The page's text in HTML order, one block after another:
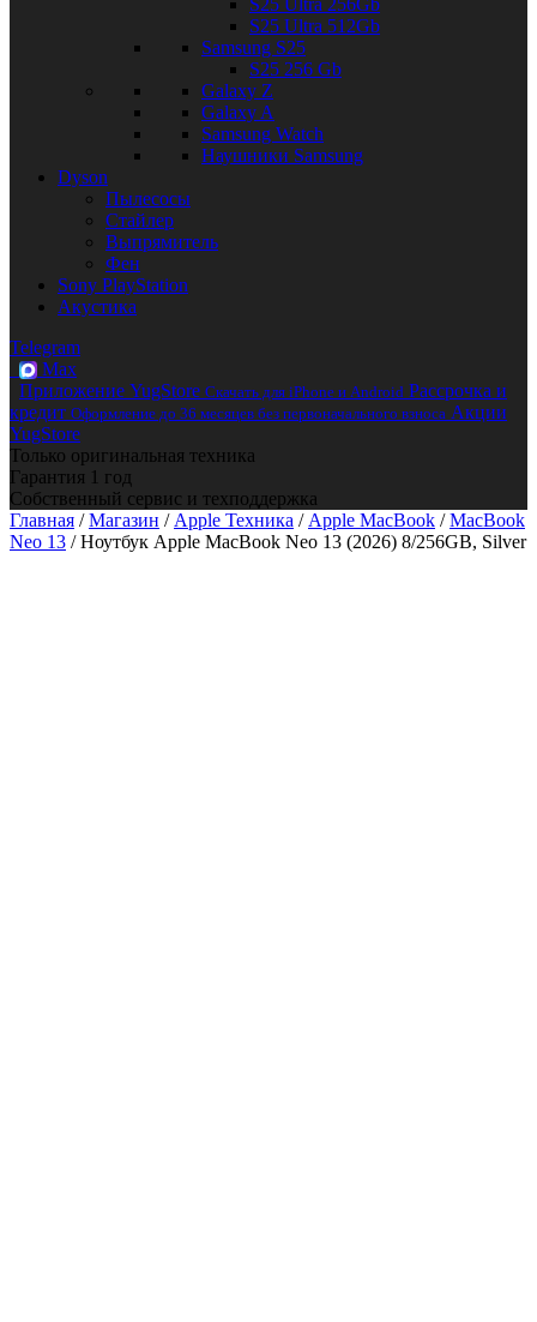
S25 Ultra 256Gb
S25 Ultra 512Gb
Samsung S25
S25 256 Gb
Galaxy Z
Galaxy A
Samsung Watch
Наушники Samsung
Dyson
Пылесосы
Стайлер
Выпрямитель
Фен
Sony PlayStation
Акустика
Telegram
Max
Приложение YugStore Скачать для iPhone и Android Рассрочка и
кредит Оформление до 36 месяцев без первоначального взноса Акции
YugStore
Только оригинальная техника
Гарантия 1 год
Собственный сервис и техподдержка
Главная /Магазин / Apple Техника / Apple MacBook /MacBook
Neo 13 / Ноутбук Apple MacBook Neo 13 (2026) 8/256GB, Silver